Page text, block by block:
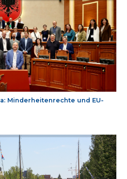
Minderheitenrechte und EU-